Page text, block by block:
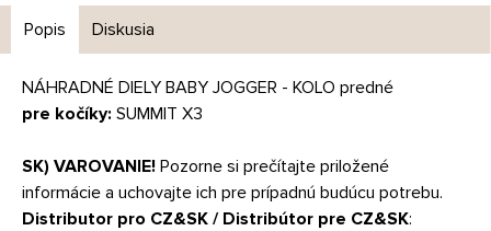
Popis Diskusia
NÁHRADNÉ DIELY BABY JOGGER - KOLO predné
pre kočíky: SUMMIT X3
SK) VAROVANIE! Pozorne si prečítajte priložené
informácie a uchovajte ich pre prípadnú budúcu potrebu.
Distributor pro CZ&SK / Distribútor pre CZ&SK: